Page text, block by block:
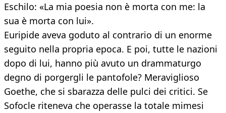
Eschilo: «La mia poesia non è morta con me: la
sua è morta con lui».
Euripide aveva goduto al contrario di un enorme
seguito nella propria epoca. E poi, tutte le nazioni
dopo di lui, hanno più avuto un drammaturgo
degno di porgergli le pantofole? Meraviglioso
Goethe, che si sbarazza delle pulci dei critici. Se
Sofocle riteneva che operasse la totale mimesi